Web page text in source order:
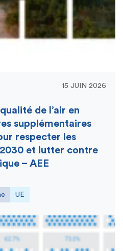
15 JUIN 2026
de l’air en
supplémentaires
respecter les
et lutter contre
– AEE
UE